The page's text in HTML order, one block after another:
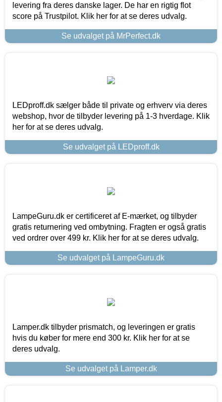
levering fra deres danske lager. De har en rigtig flot
score på Trustpilot. Klik her for at se deres udvalg.
Se udvalget på MrPerfect.dk
LEDproff.dk sælger både til private og erhverv via deres
webshop, hvor de tilbyder levering på 1-3 hverdage. Klik
her for at se deres udvalg.
Se udvalget på LEDproff.dk
LampeGuru.dk er certificeret af E-mærket, og tilbyder
gratis returnering ved ombytning. Fragten er også gratis
ved ordrer over 499 kr. Klik her for at se deres udvalg.
Se udvalget på LampeGuru.dk
Lamper.dk tilbyder prismatch, og leveringen er gratis
hvis du køber for mere end 300 kr. Klik her for at se
deres udvalg.
Se udvalget på Lamper.dk